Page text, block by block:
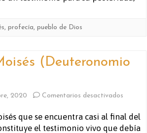
, profecía, pueblo de Dios
(Deuteronomio
2020 Comentarios desactivados
La
canción
que se encuentra casi al final del
el testimonio vivo que debía